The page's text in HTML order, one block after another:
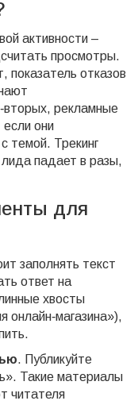
активности –
просмотры.
показатель отказов
рекламные
они
темой. Трекинг
падает в разы,
для
заполнять текст
ответ на
хвосты
онлайн‑магазина»),
. Публикуйте
Такие материалы
читателя